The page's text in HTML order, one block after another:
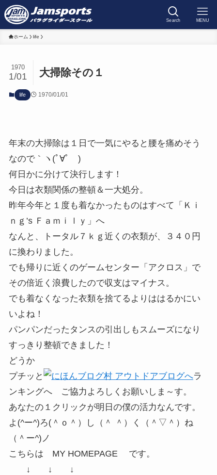
Search MENU
ホーム life
大掃除その１
1970
1/01
life 1970/01/01
年末の大掃除は１日で一気にやると腰を痛めそう
なので｀ヽ(ﾟ∀ﾟゞ)
何日かに分けて決行します！
今日は衣類関係の整頓＆一大処分。
昨年今年と１度も着なかったものはすべて「Ｋｉ
ｎｇ’s Ｆａｍｉｌｙ」へ
なんと、トータル７ｋｇ近くの衣類が、３４０円
に換わりました。
でも帰りに近くのゲームセンター「アクロス」で
その倍近く浪費したので収支はマイナス。
でも着なくなった衣類を捨てるよりははるかにい
いよね！
パンパンだったタンスの引出しもスムーズになり
すっきり整頓できました！
どうか
プチッと
ラ
ンキングへ ご協力よろしくお願いしま～す。
あなたの１クリックが明日の僕の活力なんです。
よ(^ー^)ろ(＾ｏ＾）し（＾ ＾）く（＾▽＾）ね
（＾ー^)ノ
こちらは MY HOMEPAGE です。
↓ ↓ ↓